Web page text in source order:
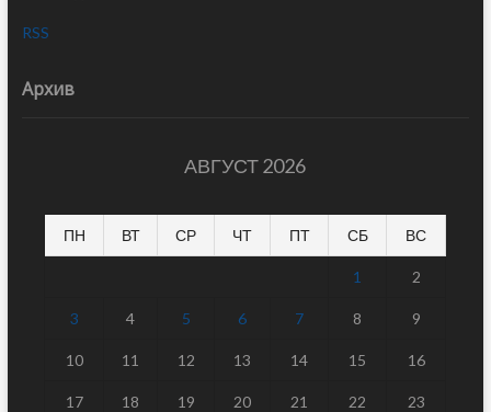
RSS
Архив
АВГУСТ 2026
ПН ВТ СР ЧТ ПТ СБ ВС
1 2
3 4 5 6 7 8 9
10 11 12 13 14 15 16
17 18 19 20 21 22 23